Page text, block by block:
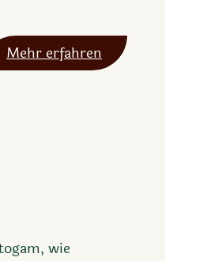
Mehr erfahren
wie